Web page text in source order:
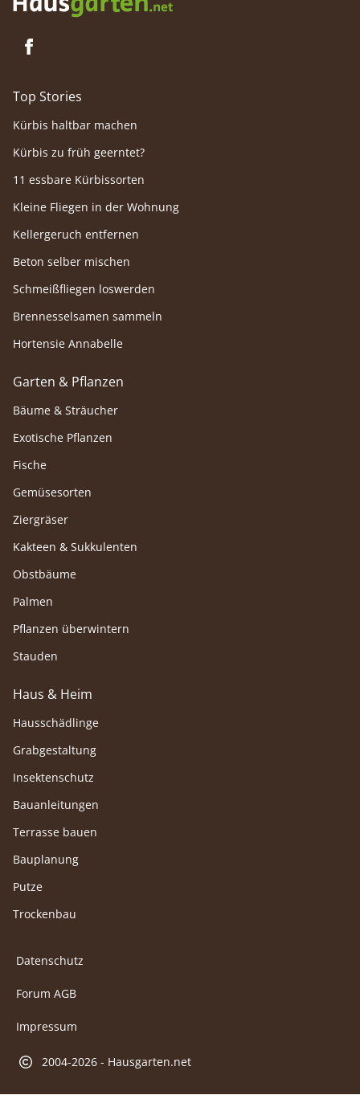
Top Stories
Kürbis haltbar machen
Kürbis zu früh geerntet?
11 essbare Kürbissorten
Kleine Fliegen in der Wohnung
Kellergeruch entfernen
Beton selber mischen
Schmeißfliegen loswerden
Brennesselsamen sammeln
Hortensie Annabelle
Garten & Pflanzen
Bäume & Sträucher
Exotische Pflanzen
Fische
Gemüsesorten
Ziergräser
Kakteen & Sukkulenten
Obstbäume
Palmen
Pflanzen überwintern
Stauden
Haus & Heim
Hausschädlinge
Grabgestaltung
Insektenschutz
Bauanleitungen
Terrasse bauen
Bauplanung
Putze
Trockenbau
Datenschutz
Forum AGB
Impressum
2004-2026 - Hausgarten.net